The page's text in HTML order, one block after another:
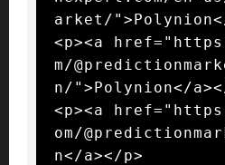
arket/
<p><a
m/
n/">Polynion</
<p><a
om/
n</a></p>